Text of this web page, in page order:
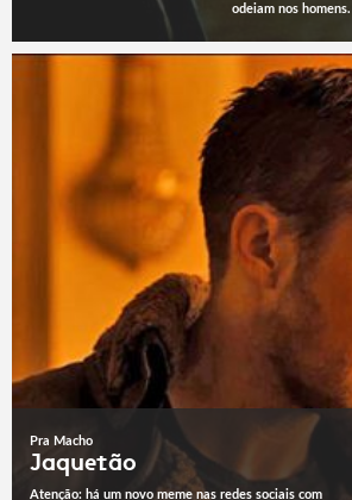
odeiam nos homens.
Pra Macho
Jaquetão
Atenção: há um novo meme nas redes sociais com